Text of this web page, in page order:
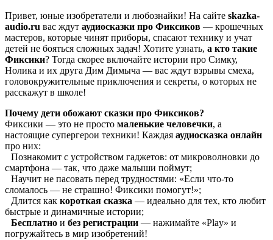
Привет, юные изобретатели и любознайки! На сайте skazka-
audio.ru вас ждут аудиосказки про Фиксиков — крошечных
мастеров, которые чинят приборы, спасают технику и учат
детей не бояться сложных задач! Хотите узнать, а кто такие
Фиксики? Тогда скорее включайте истории про Симку,
Нолика и их друга Дим Димыча — вас ждут взрывы смеха,
головокружительные приключения и секреты, о которых не
расскажут в школе!
Почему дети обожают сказки про Фиксиков?
Фиксики — это не просто маленькие человечки, а
настоящие супергерои техники! Каждая аудиосказка онлайн
про них:
Познакомит с устройством гаджетов: от микроволновки до
смартфона — так, что даже малыши поймут;
Научит не пасовать перед трудностями: «Если что-то
сломалось — не страшно! Фиксики помогут!»;
Длится как короткая сказка — идеально для тех, кто любит
быстрые и динамичные истории;
Бесплатно и без регистрации — нажимайте «Play» и
погружайтесь в мир изобретений!